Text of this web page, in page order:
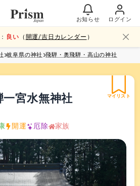
お知らせ ログイン
良い （ 開運/吉日カレンダー ）
岐阜県の神社 飛騨・奥飛騨・高山の神社
マイリスト
一宮水無神社
開運 厄除 家族